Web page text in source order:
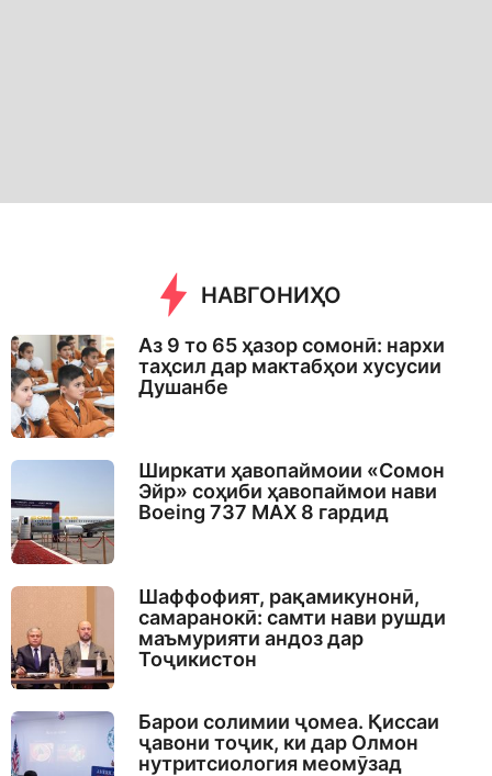
НАВГОНИҲО
Аз 9 то 65 ҳазор сомонӣ: нархи
таҳсил дар мактабҳои хусусии
Душанбе
Ширкати ҳавопаймоии «Сомон
Эйр» соҳиби ҳавопаймои нави
Boeing 737 MAX 8 гардид
Шаффофият, рақамикунонӣ,
самаранокӣ: самти нави рушди
маъмурияти андоз дар
Тоҷикистон
Барои солимии ҷомеа. Қиссаи
ҷавони тоҷик, ки дар Олмон
нутритсиология меомӯзад